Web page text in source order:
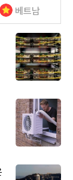
베트남